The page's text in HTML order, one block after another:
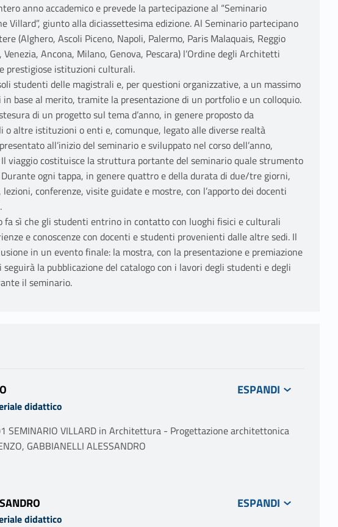
anno accademico e prevede la partecipazione al “Seminario
Villard”, giunto alla diciassettesima edizione. Al Seminario partecipano
(Alghero, Ascoli Piceno, Napoli, Palermo, Paris Malaquais, Reggio
Venezia, Ancona, Milano, Genova, Pescara) l’Ordine degli Architetti
prestigiose istituzioni culturali.
studenti delle magistrali e, per questioni organizzative, a un massimo
base al merito, tramite la presentazione di un portfolio e un colloquio.
di un progetto sul tema d’anno, in genere proposto da
o altre istituzioni o enti e, comunque, legato alle diverse realtà
all’inizio del seminario e sviluppato nel corso dell’anno,
Il viaggio costituisce la struttura portante del seminario quale strumento
ogni tappa, in genere quattro e della durata di due/tre giorni,
conferenze, visite guidate e mostre, con l’apporto dei docenti
fa sì che gli studenti entrino in contatto con luoghi fisici e culturali
e conoscenze con docenti e studenti provenienti dalle altre sedi. Il
in un evento finale: la mostra, con la presentazione e premiazione
la pubblicazione del catalogo con i lavori degli studenti e degli
il seminario.
didattico
SEMINARIO VILLARD in Architettura - Progettazione architettonica
GABBIANELLI ALESSANDRO
del Seminario internazionale itinerante di Progettazione
sede organizzatrice a settembre 2023
didattico